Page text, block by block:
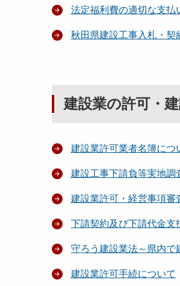
法定福利費の適切な支払
秋田県建設工事入札・契
建設業の許可・
建設業許可業者名簿につ
建設工事下請負等実地調
建設業許可・経営事項審
下請契約及び下請代金支
守ろう建設業法～県内で
建設業許可手続について